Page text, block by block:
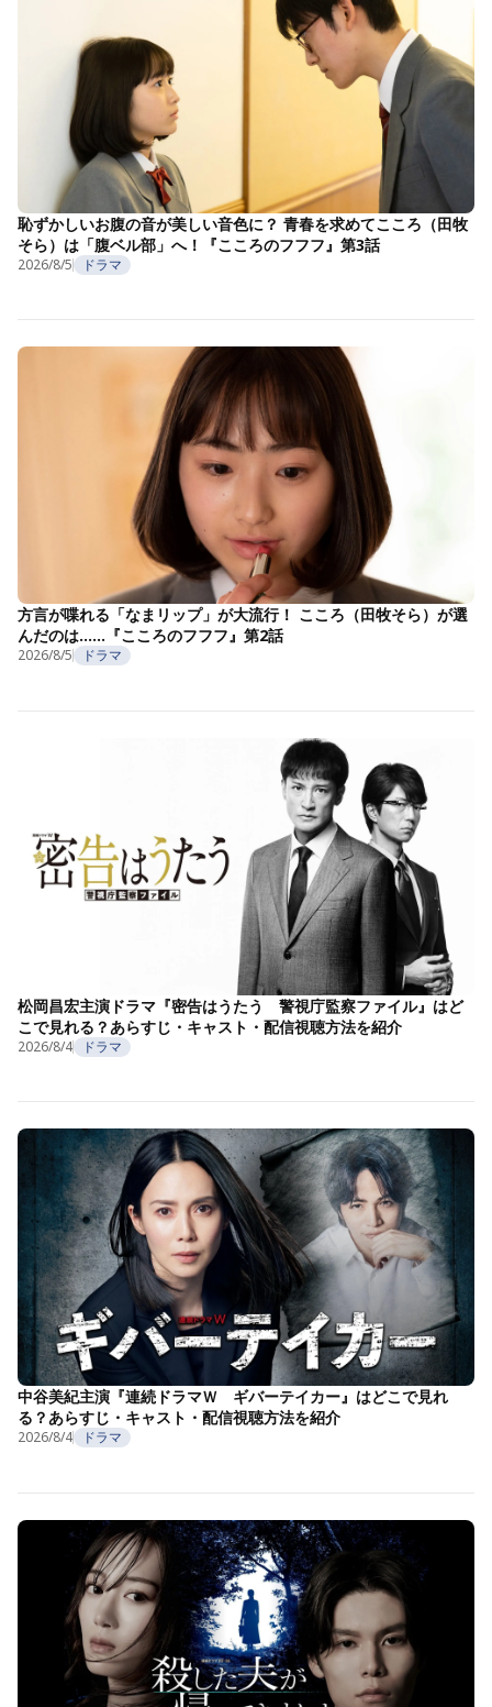
恥ずかしいお腹の音が美しい音色に？ 青春を求めてこころ（田牧
そら）は「腹ベル部」へ！『こころのフフフ』第3話
2026/8/5 ドラマ
方言が喋れる「なまリップ」が大流行！ こころ（田牧そら）が選
んだのは……『こころのフフフ』第2話
2026/8/5 ドラマ
松岡昌宏主演ドラマ『密告はうたう 警視庁監察ファイル』はど
こで見れる？あらすじ・キャスト・配信視聴方法を紹介
2026/8/4 ドラマ
中谷美紀主演『連続ドラマＷ ギバーテイカー』はどこで見れ
る？あらすじ・キャスト・配信視聴方法を紹介
2026/8/4 ドラマ